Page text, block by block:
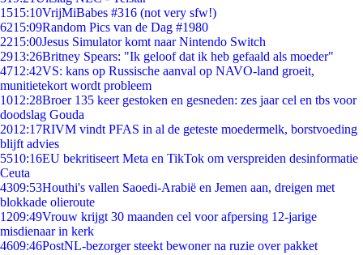
1515:10VrijMiBabes #316 (not very sfw!)
6215:09Random Pics van de Dag #1980
2215:00Jesus Simulator komt naar Nintendo Switch
2913:26Britney Spears: "Ik geloof dat ik heb gefaald als moeder"
4712:42VS: kans op Russische aanval op NAVO-land groeit,
munitietekort wordt probleem
1012:28Broer 135 keer gestoken en gesneden: zes jaar cel en tbs voor
doodslag Gouda
2012:17RIVM vindt PFAS in al de geteste moedermelk, borstvoeding
blijft advies
5510:16EU bekritiseert Meta en TikTok om verspreiden desinformatie
Ceuta
4309:53Houthi's vallen Saoedi-Arabië en Jemen aan, dreigen met
blokkade olieroute
1209:49Vrouw krijgt 30 maanden cel voor afpersing 12-jarige
misdienaar in kerk
4609:46PostNL-bezorger steekt bewoner na ruzie over pakket